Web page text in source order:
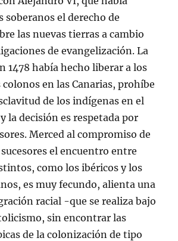
soberanos el derecho de
las nuevas tierras a cambio
de evangelización. La
1478 había hecho liberar a los
colonos en las Canarias, prohíbe
de los indígenas en el
la decisión es respetada por
Merced al compromiso de
el encuentro entre
como los ibéricos y los
es muy fecundo, alienta una
racial -que se realiza bajo
sin encontrar las
de la colonización de tipo